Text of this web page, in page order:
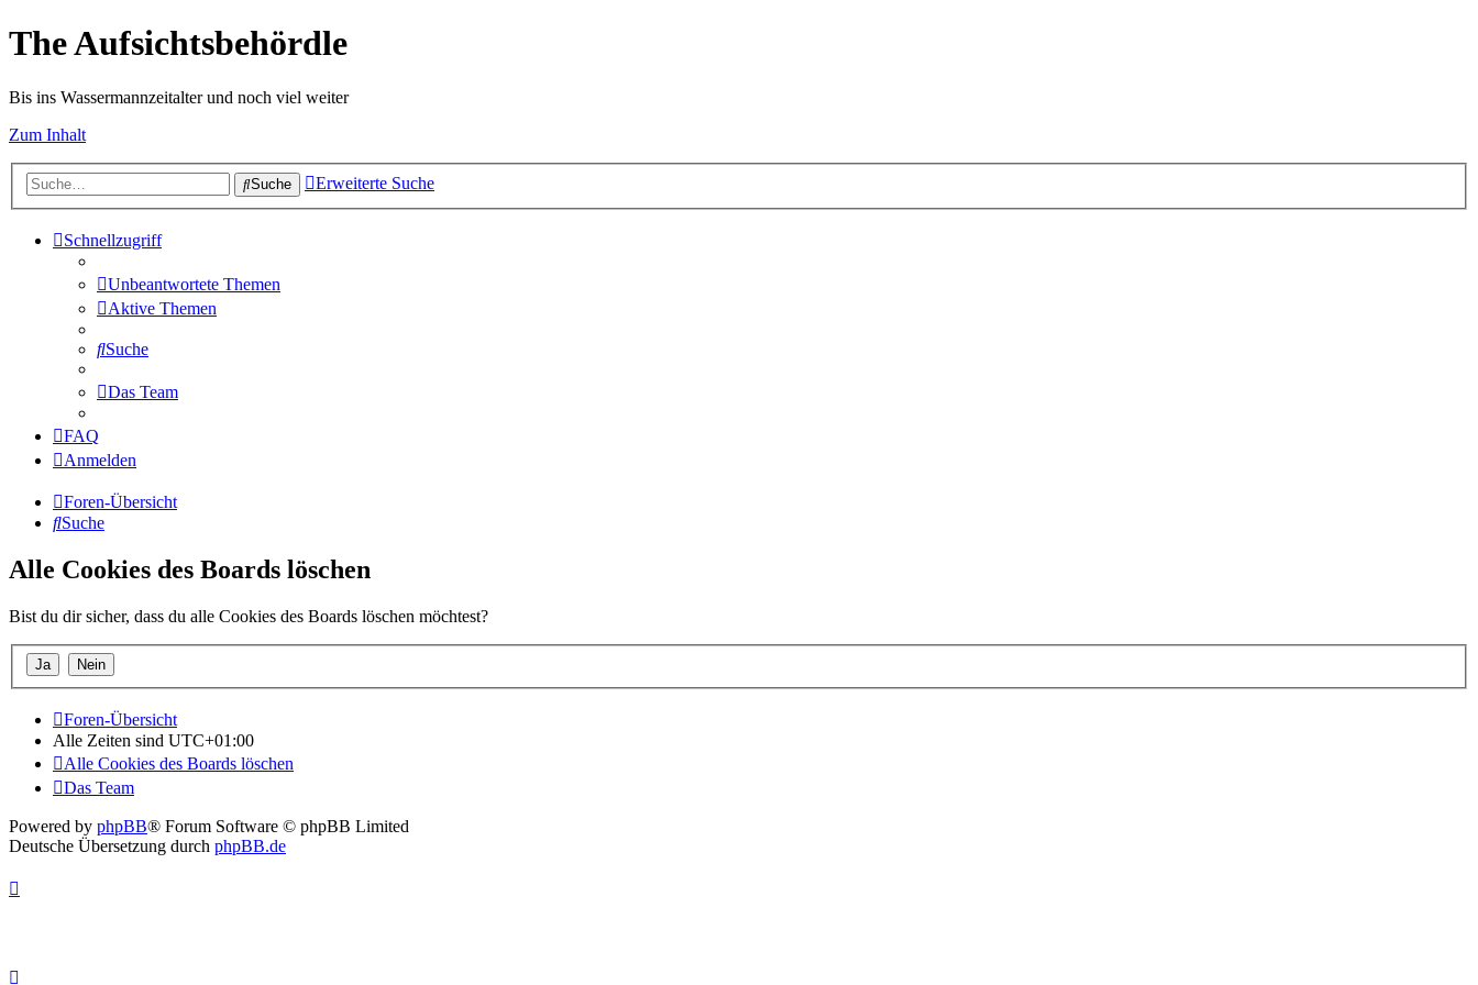
The Aufsichtsbehördle
Bis ins Wassermannzeitalter und noch viel weiter
Zum Inhalt
Suche Erweiterte Suche
Schnellzugriff
Unbeantwortete Themen
Aktive Themen
Suche
Das Team
FAQ
Anmelden
Foren-Übersicht
Suche
Alle Cookies des Boards löschen
Bist du dir sicher, dass du alle Cookies des Boards löschen möchtest?
Foren-Übersicht
Alle Zeiten sind UTC+01:00
Alle Cookies des Boards löschen
Das Team
Powered by phpBB® Forum Software © phpBB Limited
Deutsche Übersetzung durch phpBB.de